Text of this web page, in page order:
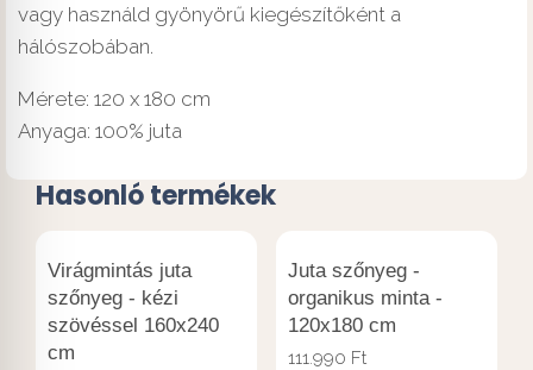
vagy használd gyönyörű kiegészítőként a
hálószobában.
Mérete: 120 x 180 cm
Anyaga: 100% juta
Hasonló termékek
Virágmintás juta
szőnyeg - kézi
szövéssel 160x240
cm
Juta szőnyeg -
organikus minta -
120x180 cm
111.990 Ft